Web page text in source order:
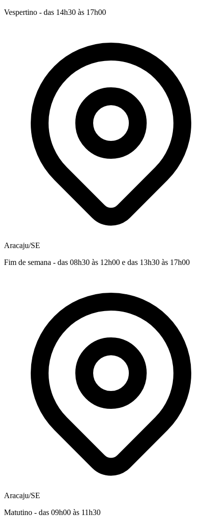
Vespertino - das 14h30 às 17h00
Aracaju/SE
Fim de semana - das 08h30 às 12h00 e das 13h30 às 17h00
Aracaju/SE
Matutino - das 09h00 às 11h30